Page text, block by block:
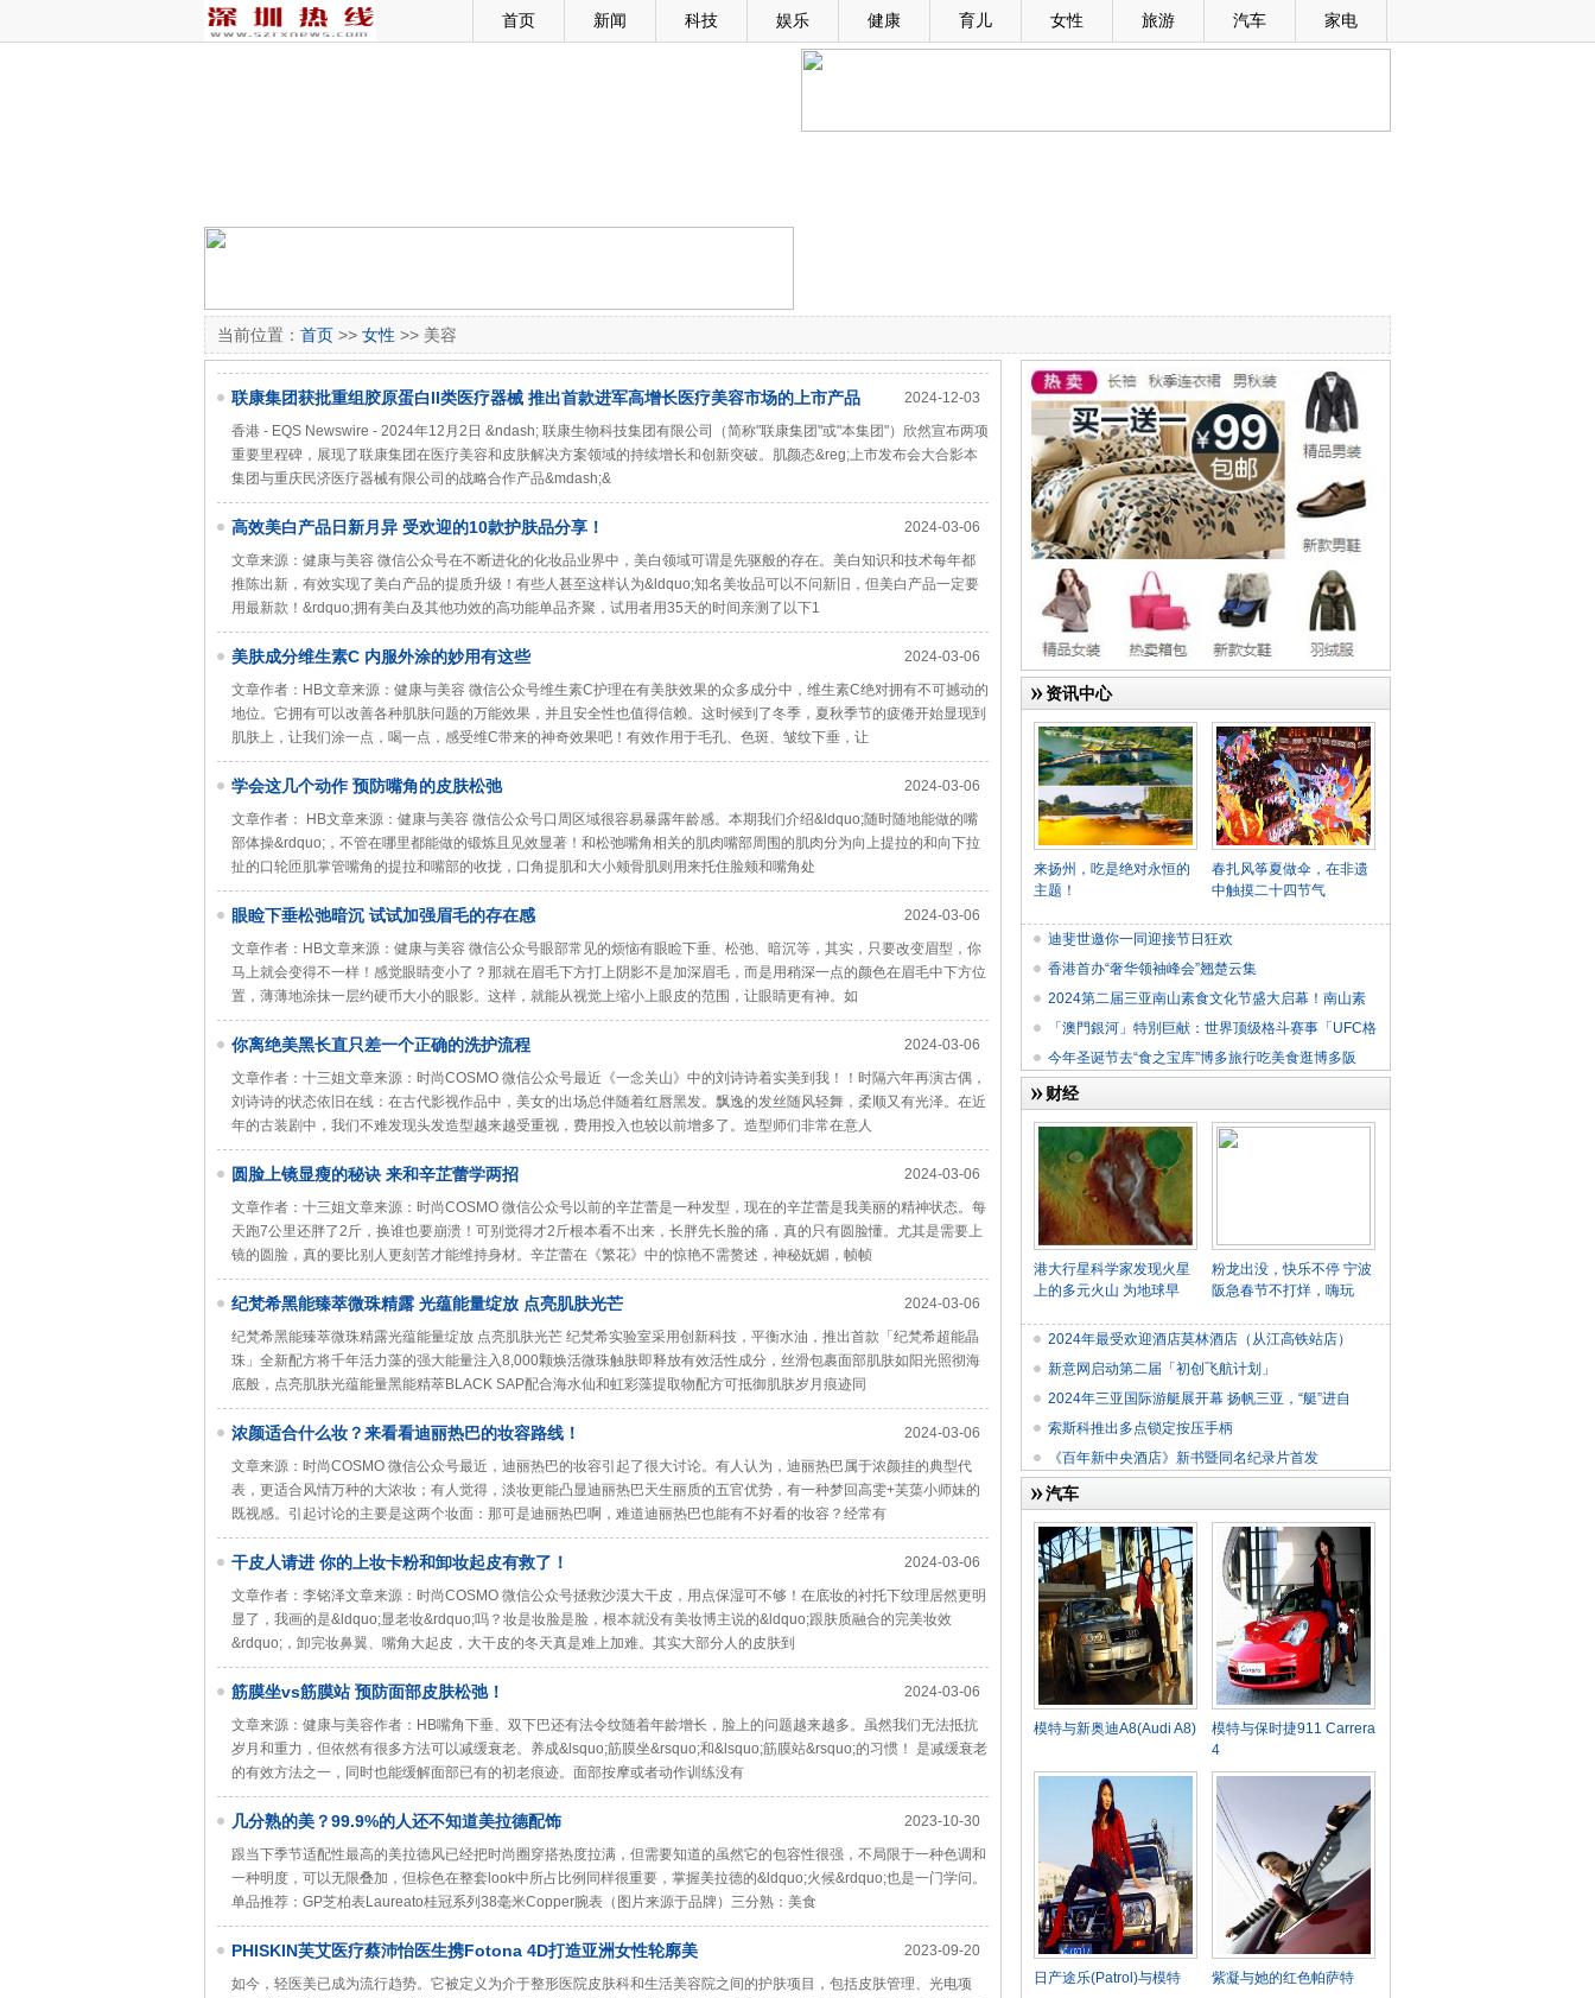
首页 新闻 科技 娱乐 健康 育儿 女性 旅游 汽车 家电
当前位置： 首页 >> 女性 >> 美容
2024-12-03
联康集团获批重组胶原蛋白II类医疗器械 推出首款进军高增长医疗美容市场的上市产品
——肌颜态®
香港 - EQS Newswire - 2024年12月2日 &ndash; 联康生物科技集团有限公司（简称"联康集团"或"本集团"）欣然宣布两项
重要里程碑，展现了联康集团在医疗美容和皮肤解决方案领域的持续增长和创新突破。肌颜态&reg;上市发布会大合影本
集团与重庆民济医疗器械有限公司的战略合作产品&mdash;&
2024-03-06
高效美白产品日新月异 受欢迎的10款护肤品分享！
文章来源：健康与美容 微信公众号在不断进化的化妆品业界中，美白领域可谓是先驱般的存在。美白知识和技术每年都
推陈出新，有效实现了美白产品的提质升级！有些人甚至这样认为&ldquo;知名美妆品可以不问新旧，但美白产品一定要
用最新款！&rdquo;拥有美白及其他功效的高功能单品齐聚，试用者用35天的时间亲测了以下1
2024-03-06
美肤成分维生素C 内服外涂的妙用有这些
文章作者：HB文章来源：健康与美容 微信公众号维生素C护理在有美肤效果的众多成分中，维生素C绝对拥有不可撼动的
地位。它拥有可以改善各种肌肤问题的万能效果，并且安全性也值得信赖。这时候到了冬季，夏秋季节的疲倦开始显现到
肌肤上，让我们涂一点，喝一点，感受维C带来的神奇效果吧！有效作用于毛孔、色斑、皱纹下垂，让
2024-03-06
学会这几个动作 预防嘴角的皮肤松弛
文章作者： HB文章来源：健康与美容 微信公众号口周区域很容易暴露年龄感。本期我们介绍&ldquo;随时随地能做的嘴
部体操&rdquo;，不管在哪里都能做的锻炼且见效显著！和松弛嘴角相关的肌肉嘴部周围的肌肉分为向上提拉的和向下拉
扯的口轮匝肌掌管嘴角的提拉和嘴部的收拢，口角提肌和大小颊骨肌则用来托住脸颊和嘴角处
2024-03-06
眼睑下垂松弛暗沉 试试加强眉毛的存在感
文章作者：HB文章来源：健康与美容 微信公众号眼部常见的烦恼有眼睑下垂、松弛、暗沉等，其实，只要改变眉型，你
马上就会变得不一样！感觉眼睛变小了？那就在眉毛下方打上阴影不是加深眉毛，而是用稍深一点的颜色在眉毛中下方位
置，薄薄地涂抹一层约硬币大小的眼影。这样，就能从视觉上缩小上眼皮的范围，让眼睛更有神。如
2024-03-06
你离绝美黑长直只差一个正确的洗护流程
文章作者：十三姐文章来源：时尚COSMO 微信公众号最近《一念关山》中的刘诗诗着实美到我！！时隔六年再演古偶，
刘诗诗的状态依旧在线：在古代影视作品中，美女的出场总伴随着红唇黑发。飘逸的发丝随风轻舞，柔顺又有光泽。在近
年的古装剧中，我们不难发现头发造型越来越受重视，费用投入也较以前增多了。造型师们非常在意人
2024-03-06
圆脸上镜显瘦的秘诀 来和辛芷蕾学两招
文章作者：十三姐文章来源：时尚COSMO 微信公众号以前的辛芷蕾是一种发型，现在的辛芷蕾是我美丽的精神状态。每
天跑7公里还胖了2斤，换谁也要崩溃！可别觉得才2斤根本看不出来，长胖先长脸的痛，真的只有圆脸懂。尤其是需要上
镜的圆脸，真的要比别人更刻苦才能维持身材。辛芷蕾在《繁花》中的惊艳不需赘述，神秘妩媚，帧帧
2024-03-06
纪梵希黑能臻萃微珠精露 光蕴能量绽放 点亮肌肤光芒
纪梵希黑能臻萃微珠精露光蕴能量绽放 点亮肌肤光芒 纪梵希实验室采用创新科技，平衡水油，推出首款「纪梵希超能晶
珠」全新配方将千年活力藻的强大能量注入8,000颗焕活微珠触肤即释放有效活性成分，丝滑包裹面部肌肤如阳光照彻海
底般，点亮肌肤光蕴能量黑能精萃BLACK SAP配合海水仙和虹彩藻提取物配方可抵御肌肤岁月痕迹同
2024-03-06
浓颜适合什么妆？来看看迪丽热巴的妆容路线！
文章来源：时尚COSMO 微信公众号最近，迪丽热巴的妆容引起了很大讨论。有人认为，迪丽热巴属于浓颜挂的典型代
表，更适合风情万种的大浓妆；有人觉得，淡妆更能凸显迪丽热巴天生丽质的五官优势，有一种梦回高雯+芙蕖小师妹的
既视感。引起讨论的主要是这两个妆面：那可是迪丽热巴啊，难道迪丽热巴也能有不好看的妆容？经常有
2024-03-06
干皮人请进 你的上妆卡粉和卸妆起皮有救了！
文章作者：李铭泽文章来源：时尚COSMO 微信公众号拯救沙漠大干皮，用点保湿可不够！在底妆的衬托下纹理居然更明
显了，我画的是&ldquo;显老妆&rdquo;吗？妆是妆脸是脸，根本就没有美妆博主说的&ldquo;跟肤质融合的完美妆效
&rdquo;，卸完妆鼻翼、嘴角大起皮，大干皮的冬天真是难上加难。其实大部分人的皮肤到
2024-03-06
筋膜坐vs筋膜站 预防面部皮肤松弛！
文章来源：健康与美容作者：HB嘴角下垂、双下巴还有法令纹随着年龄增长，脸上的问题越来越多。虽然我们无法抵抗
岁月和重力，但依然有很多方法可以减缓衰老。养成&lsquo;筋膜坐&rsquo;和&lsquo;筋膜站&rsquo;的习惯！ 是减缓衰老
的有效方法之一，同时也能缓解面部已有的初老痕迹。面部按摩或者动作训练没有
2023-10-30
几分熟的美？99.9%的人还不知道美拉德配饰
跟当下季节适配性最高的美拉德风已经把时尚圈穿搭热度拉满，但需要知道的虽然它的包容性很强，不局限于一种色调和
一种明度，可以无限叠加，但棕色在整套look中所占比例同样很重要，掌握美拉德的&ldquo;火候&rdquo;也是一门学问。
单品推荐：GP芝柏表Laureato桂冠系列38毫米Copper腕表（图片来源于品牌）三分熟：美食
2023-09-20
PHISKIN芙艾医疗蔡沛怡医生携Fotona 4D打造亚洲女性轮廓美
如今，轻医美已成为流行趋势。它被定义为介于整形医院皮肤科和生活美容院之间的护肤项目，包括皮肤管理、光电项
资讯中心
来扬州，吃是绝对永恒的
主题！
春扎风筝夏做伞，在非遗
中触摸二十四节气
迪斐世邀你一同迎接节日狂欢
香港首办“奢华领袖峰会”翘楚云集
2024第二届三亚南山素食文化节盛大启幕！南山素
食
「澳門銀河」特別巨献：世界顶级格斗赛事「UFC格
今年圣诞节去“食之宝库”博多旅行吃美食逛博多阪
财经
港大行星科学家发现火星
上的多元火山 为地球早
粉龙出没，快乐不停 宁波
阪急春节不打烊，嗨玩
2024年最受欢迎酒店莫林酒店（从江高铁站店）
新意网启动第二届「初创飞航计划」
2024年三亚国际游艇展开幕 扬帆三亚，“艇”进自
索斯科推出多点锁定按压手柄
《百年新中央酒店》新书暨同名纪录片首发
汽车
模特与新奥迪A8(Audi A8)
模特与保时捷911 Carrera
4
日产途乐(Patrol)与模特 紫凝与她的红色帕萨特